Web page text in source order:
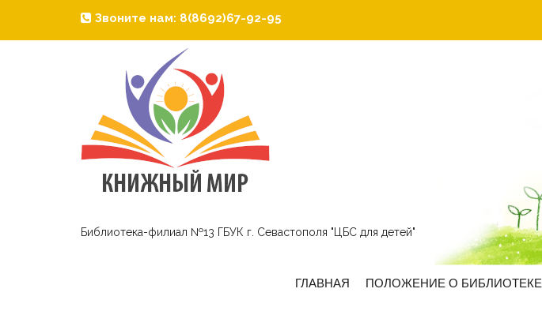
Звоните нам: 8(8692)67-92-95
Библиотека-филиал №13 ГБУК г. Севастополя "ЦБС для детей"
ГЛАВНАЯ ПОЛОЖЕНИЕ О БИБЛИОТЕКЕ